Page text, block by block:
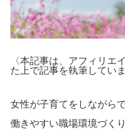
〈本記事は、アフィリエ
た上で記事を執筆していま
女性が子育てをしながら
働きやすい職場環境づく